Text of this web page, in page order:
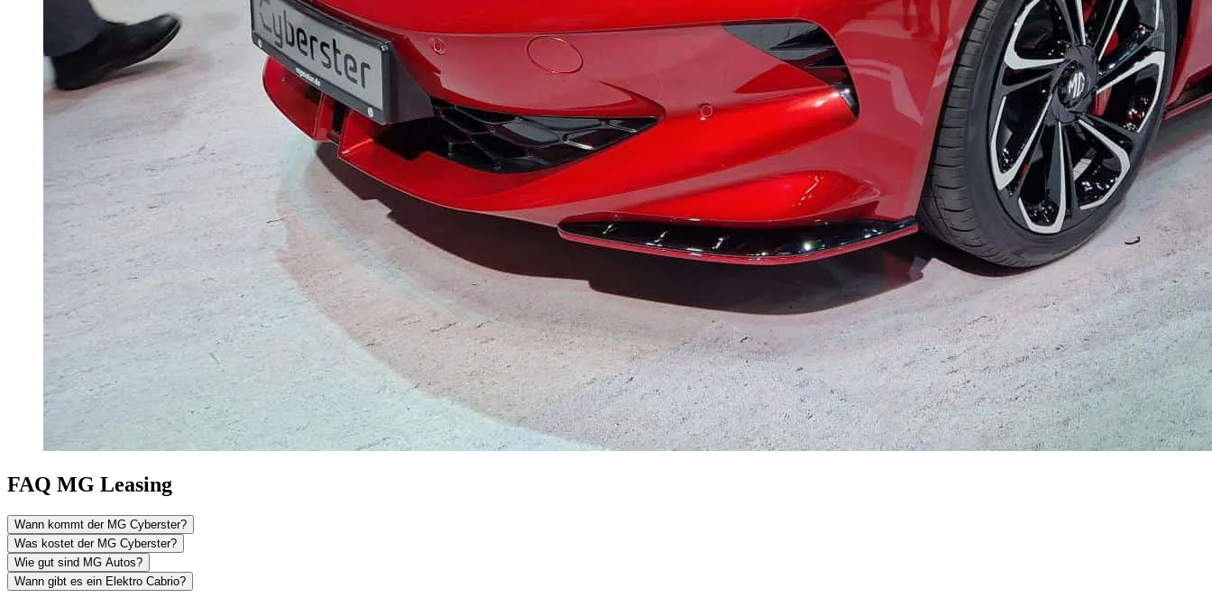
FAQ MG Leasing
Wann kommt der MG Cyberster?
Was kostet der MG Cyberster?
Wie gut sind MG Autos?
Wann gibt es ein Elektro Cabrio?